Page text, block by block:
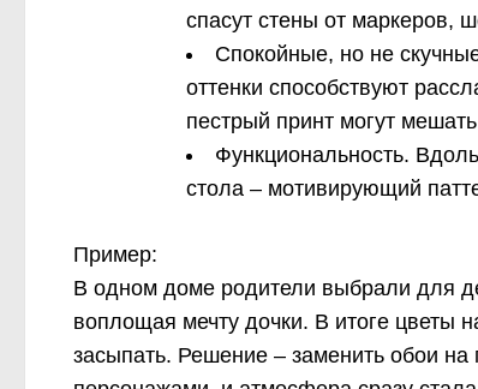
спасут стены от маркеров,
Спокойные, но не
оттенки способствуют
пестрый принт могут
Функциональность.
стола – мотивирующий
Пример:
В одном доме родители выбрали для
воплощая мечту дочки. В итоге цветы
засыпать. Решение – заменить обои